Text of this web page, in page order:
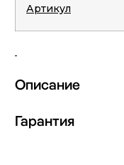
Артикул
Описание
Гарантия